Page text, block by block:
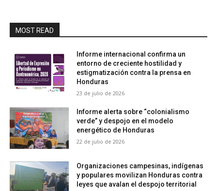
MOST READ
Informe internacional confirma un
entorno de creciente hostilidad y
estigmatización contra la prensa en
Honduras
23 de julio de 2026
Informe alerta sobre “colonialismo
verde” y despojo en el modelo
energético de Honduras
22 de julio de 2026
Organizaciones campesinas, indígenas
y populares movilizan Honduras contra
leyes que avalan el despojo territorial